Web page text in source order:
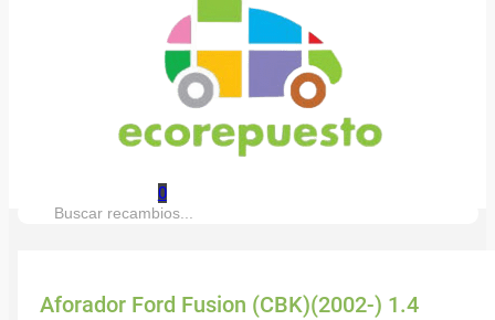
0
Buscar:
Aforador Ford Fusion (CBK)(2002-) 1.4